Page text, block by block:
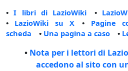
•I libri di LazioWiki •
• LazioWiki su X • Pagine
scheda • Una pagina a caso •
• Nota per i lettori di
accedono al sito con